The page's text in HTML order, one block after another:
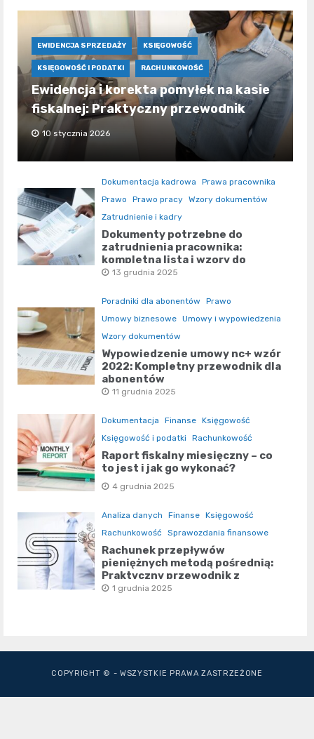
EWIDENCJA SPRZEDAŻY KSIĘGOWOŚĆ
KSIĘGOWOŚĆ I PODATKI RACHUNKOWOŚĆ
Ewidencja i korekta pomyłek na kasie
fiskalnej: Praktyczny przewodnik
10 stycznia 2026
Dokumentacja kadrowa
Prawa pracownika
Prawo
Prawo pracy Wzory dokumentów
Zatrudnienie i kadry
Dokumenty potrzebne do
zatrudnienia pracownika:
kompletna lista i wzory do
pobrania
13 grudnia 2025
Poradniki dla abonentów
Prawo
Umowy biznesowe Umowy i wypowiedzenia
Wzory dokumentów
Wypowiedzenie umowy nc+ wzór
2022: Kompletny przewodnik dla
abonentów
11 grudnia 2025
Dokumentacja Finanse Księgowość
Księgowość i podatki
Rachunkowość
Raport fiskalny miesięczny – co
to jest i jak go wykonać?
4 grudnia 2025
Analiza danych Finanse Księgowość
Rachunkowość
Sprawozdania finansowe
Rachunek przepływów
pieniężnych metodą pośrednią:
Praktyczny przewodnik z
użyciem Excela
1 grudnia 2025
COPYRIGHT © - WSZYSTKIE PRAWA ZASTRZEŻONE